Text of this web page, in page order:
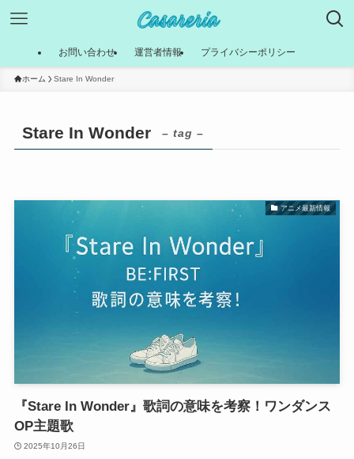
お問い合わせ 運営者情報 プライバシーポリシー
ホーム Stare In Wonder
Stare In Wonder – tag –
アニメ最新情報
『Stare In Wonder』歌詞の意味を考察！ワンダンス
OP主題歌
2025年10月26日